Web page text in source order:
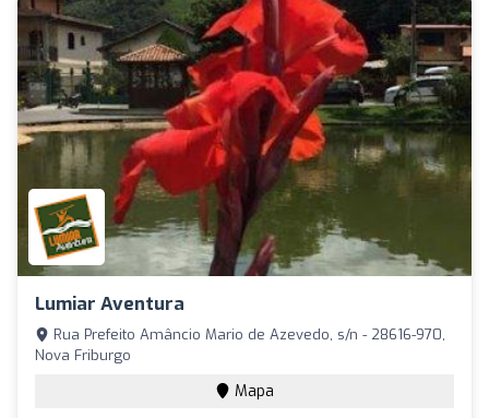
Lumiar Aventura
Rua Prefeito Amâncio Mario de Azevedo, s/n - 28616-970,
Nova Friburgo
Mapa